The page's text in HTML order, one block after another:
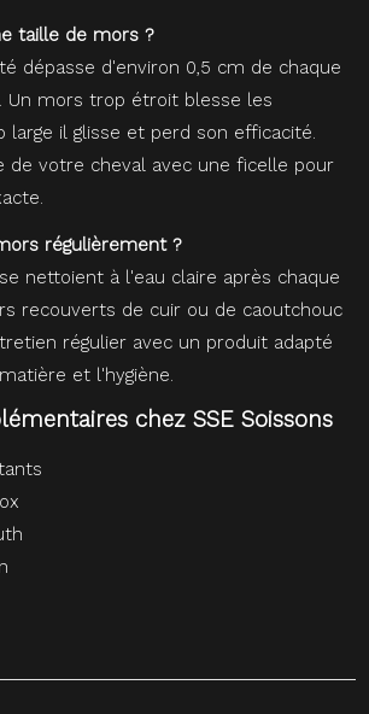
taille de mors ?
dépasse d'environ 0,5 cm de chaque
Un mors trop étroit blesse les
large il glisse et perd son efficacité.
de votre cheval avec une ficelle pour
régulièrement ?
nettoient à l'eau claire après chaque
recouverts de cuir ou de caoutchouc
régulier avec un produit adapté
et l'hygiène.
chez SSE Soissons